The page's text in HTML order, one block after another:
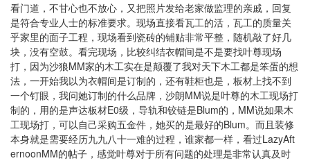
看门道，不甘心也不放心，又把照片发给老家做监理的亲戚，回复
是符合专业人士的标准要求。现场直接看瓦工的活，瓦工的质量关
乎家里的面子工程，现场看到瓷砖的铺贴非常平整，随机敲了好几
块，没有空鼓。看完现场，比较纠结衣帽间是不是要找叶尊现场
打，因为沙狼MM家的木工实在是颠覆了我对天下木工都是笨蛋的想
法，一开始我以为衣帽间是订制的，还有鞋柜也是，板材上找不到
一个钉眼，我问她订制的什么品牌，沙朗 MM说是叶尊的木工现场打
制的，用的是声达板材E0级，导轨和铰链是Blum的， MM说如果木
工现场打，可以自己采购五金件，她买的是最好的Blum。而且装修
本身就是需要经历九九八十一难的过程，谁家都一样，看过LazyAft
ernoonMM的帖子，感觉叶尊对于所有问题的处理是非常认真及时